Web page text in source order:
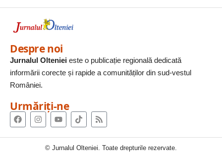
Despre noi
Jurnalul Olteniei este o publicație regională dedicată
informării corecte și rapide a comunităților din sud-vestul
României.
Urmăriți-ne
© Jurnalul Olteniei. Toate drepturile rezervate.